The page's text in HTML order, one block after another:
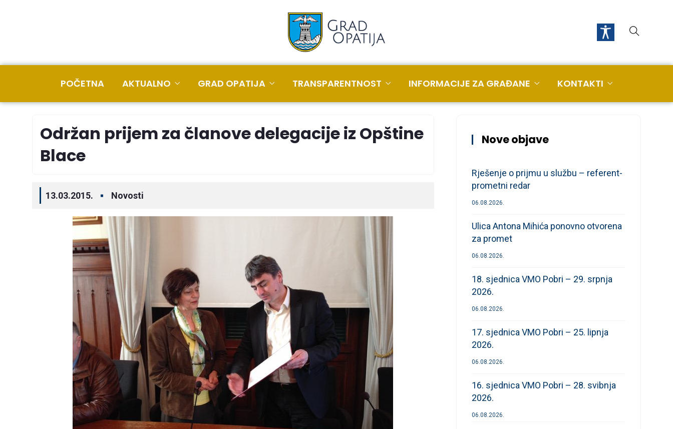
POČETNA AKTUALNO GRAD OPATIJA TRANSPARENTNOST INFORMACIJE ZA GRAĐANE KONTAKTI
Održan prijem za članove delegacije iz Opštine
Blace
13.03.2015. Novosti
Nove objave
Rješenje o prijmu u službu – referent-
prometni redar
06.08.2026.
Ulica Antona Mihića ponovno otvorena
za promet
06.08.2026.
18. sjednica VMO Pobri – 29. srpnja
2026.
06.08.2026.
17. sjednica VMO Pobri – 25. lipnja
2026.
06.08.2026.
16. sjednica VMO Pobri – 28. svibnja
2026.
06.08.2026.